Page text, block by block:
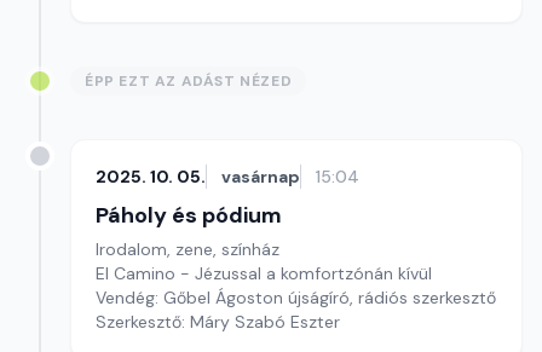
ÉPP EZT AZ ADÁST NÉZED
2025. 10. 05. vasárnap 15:04
Páholy és pódium
Irodalom, zene, színház
El Camino - Jézussal a komfortzónán kívül
Vendég: Gőbel Ágoston újságíró, rádiós szerkesztő
Szerkesztő: Máry Szabó Eszter